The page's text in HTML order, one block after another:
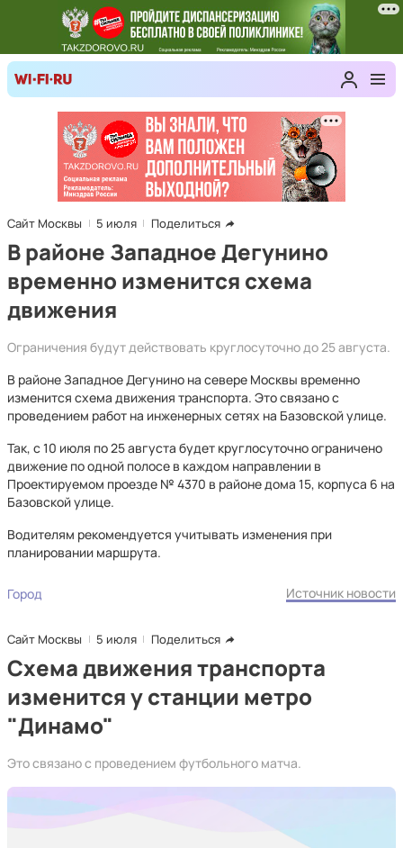
Сайт Москвы 5 июля Поделиться
В районе Западное Дегунино
временно изменится схема
движения
Ограничения будут действовать круглосуточно до 25 августа.
В районе Западное Дегунино на севере Москвы временно
изменится схема движения транспорта. Это связано с
проведением работ на инженерных сетях на Базовской улице.
Так, с 10 июля по 25 августа будет круглосуточно ограничено
движение по одной полосе в каждом направлении в
Проектируемом проезде № 4370 в районе дома 15, корпуса 6 на
Базовской улице.
Водителям рекомендуется учитывать изменения при
планировании маршрута.
Город Источник новости
Сайт Москвы 5 июля Поделиться
Схема движения транспорта
изменится у станции метро
"Динамо"
Это связано с проведением футбольного матча.